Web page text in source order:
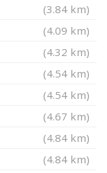
(3.84 km)
(4.09 km)
(4.32 km)
(4.54 km)
(4.54 km)
(4.67 km)
(4.84 km)
(4.84 km)